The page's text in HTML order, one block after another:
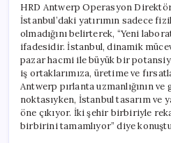
HRD Antwerp Operasyon
İstanbul’daki yatırımın sadece
olmadığını belirterek, “Yeni
ifadesidir. İstanbul, dinamik
pazar hacmi ile büyük bir
iş ortaklarımıza, üretime ve
Antwerp pırlanta uzmanlığının
noktasıyken, İstanbul tasarım ve
öne çıkıyor. İki şehir birbiriyle
birbirini tamamlıyor” diye